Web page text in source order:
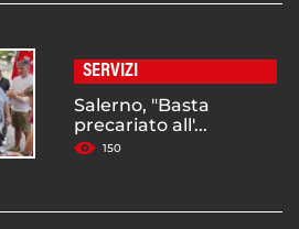
SERVIZI
Salerno, "Basta
precariato all'...
150